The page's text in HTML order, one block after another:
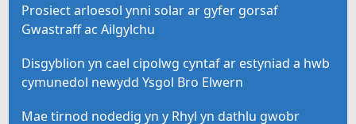
Prosiect arloesol ynni solar ar gyfer gorsaf
Gwastraff ac Ailgylchu
Disgyblion yn cael cipolwg cyntaf ar estyniad a hwb
cymunedol newydd Ysgol Bro Elwern
Mae tirnod nodedig yn y Rhyl yn dathlu gwobr